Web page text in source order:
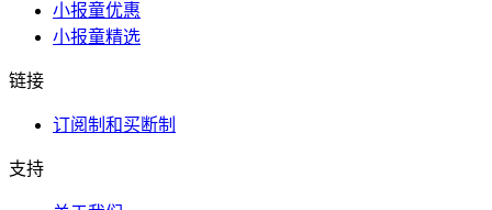
小报童优惠
小报童精选
链接
订阅制和买断制
支持